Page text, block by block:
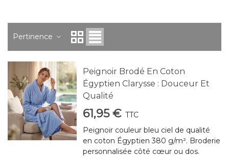
Pertinence
Peignoir Brodé En Coton
Égyptien Clarysse : Douceur Et
Qualité
61,95 € TTC
Peignoir couleur bleu ciel de qualité
en coton Égyptien 380 g/m². Broderie
personnalisée côté cœur ou dos.